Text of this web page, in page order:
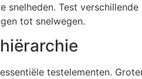
snelheden. Test
tot snelwegen.
testelementen.